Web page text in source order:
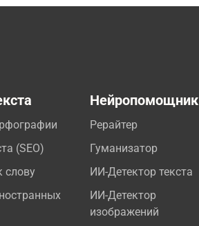
(SEO)
слову
Нейропомощник
Рерайтер
Гуманизатор
ИИ-Детектор текста
ИИ-Детектор
изображений